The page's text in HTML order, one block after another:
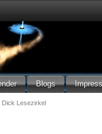
Blogs
Dick Lesezirkel